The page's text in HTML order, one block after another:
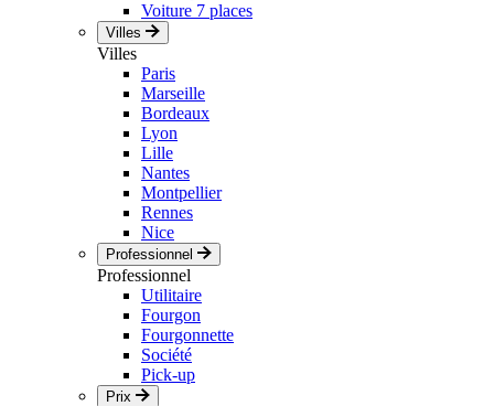
Voiture 7 places
Villes
Villes
Paris
Marseille
Bordeaux
Lyon
Lille
Nantes
Montpellier
Rennes
Nice
Professionnel
Professionnel
Utilitaire
Fourgon
Fourgonnette
Société
Pick-up
Prix